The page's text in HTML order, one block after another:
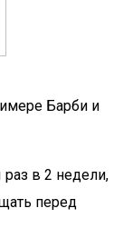
Барби и
в 2 недели,
перед